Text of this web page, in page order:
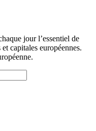
jour l’essentiel de
capitales européennes.